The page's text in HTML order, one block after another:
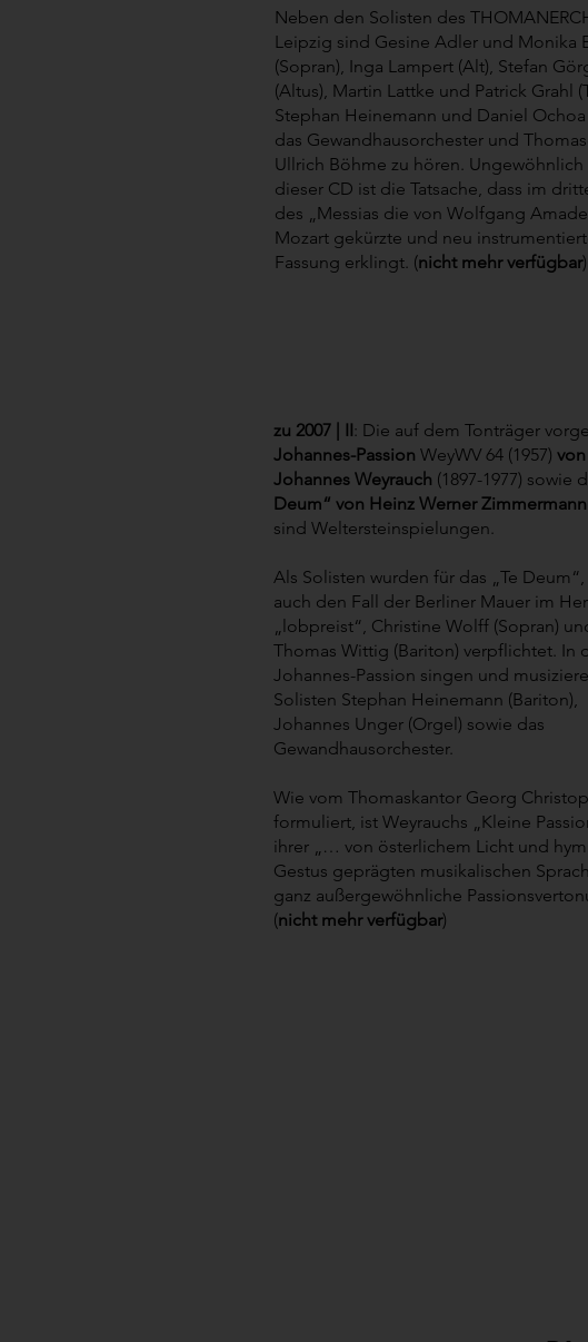
Neben den Solisten des
Leipzig sind Gesine Adler und Monika
(Sopran), Inga Lampert (Alt), Stefan
(Altus), Martin Lattke und Patrick Grahl
Stephan Heinemann und Daniel Ochoa
das Gewandhausorchester und
Ullrich Böhme zu hören. Ungewöhnlich
dieser CD ist die Tatsache, dass im
des „Messias die von Wolfgang
Mozart gekürzte und neu
Fassung erklingt. (nicht mehr verfügbar)
zu 2007 | II: Die auf dem Tonträger
Johannes-Passion WeyWV 64 (1957) von
Johannes Weyrauch (1897-1977) sowie
Deum“ von Heinz Werner Zimmermann
sind Weltersteinspielungen.
Als Solisten wurden für das „Te Deum“,
auch den Fall der Berliner Mauer im
„lobpreist“, Christine Wolff (Sopran)
Thomas Wittig (Bariton) verpflichtet. In
Johannes-Passion singen und
Solisten Stephan Heinemann (Bariton),
Johannes Unger (Orgel) sowie das
Gewandhausorchester.
Wie vom Thomaskantor Georg
formuliert, ist Weyrauchs „Kleine
ihrer „… von österlichem Licht und
Gestus geprägten musikalischen
ganz außergewöhnliche
(nicht mehr verfügbar)